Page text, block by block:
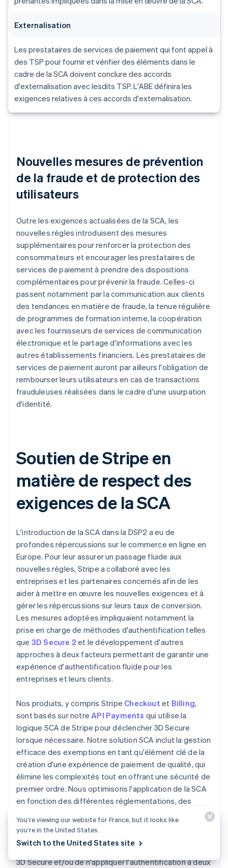
Externalisation
Les prestataires de services de paiement qui font appel à
des TSP pour fournir et vérifier des éléments dans le
cadre de la SCA doivent conclure des accords
d'externalisation avec lesdits TSP. L'ABE définira les
exigences relatives à ces accords d'externalisation.
Nouvelles mesures de prévention
de la fraude et de protection des
utilisateurs
Outre les exigences actualisées de la SCA, les
nouvelles règles introduisent des mesures
supplémentaires pour renforcer la protection des
consommateurs et encourager les prestataires de
services de paiement à prendre des dispositions
complémentaires pour prévenir la fraude. Celles-ci
passent notamment par la communication aux clients
des tendances en matière de fraude, la tenue régulière
de programmes de formation interne, la coopération
avec les fournisseurs de services de communication
électronique et le partage d'informations avec les
autres établissements financiers. Les prestataires de
services de paiement auront par ailleurs l'obligation de
rembourser leurs utilisateurs en cas de transactions
frauduleuses réalisées dans le cadre d'une usurpation
d'identité.
Soutien de Stripe en
matière de respect des
exigences de la SCA
L'introduction de la SCA dans la DSP2 a eu de
profondes répercussions sur le commerce en ligne en
Europe. Pour leur assurer un passage fluide aux
nouvelles règles, Stripe a collaboré avec les
entreprises et les partenaires concernés afin de les
aider à mettre en œuvre les nouvelles exigences et à
gérer les répercussions sur leurs taux de conversion.
Les mesures adoptées impliquaient notamment la
prise en charge de méthodes d'authentification telles
que 3D Secure 2 et le développement d'autres
approches à deux facteurs permettant de garantir une
expérience d'authentification fluide pour les
entreprises et leurs clients.
Nos produits, y compris Stripe Checkout et Billing,
sont basés sur notreAPI Payments qui utilise la
logique SCA de Stripe pour déclencher 3D Secure
lorsque nécessaire. Notre solution SCA inclut la gestion
efficace des exemptions en tant qu'élément clé de la
création d'une expérience de paiement de qualité, qui
élimine les complexités tout en offrant une sécurité de
premier ordre. Nous optimisons l'application de la SCA
en fonction des différentes réglementations, des
banques et des réseaux de cartes, et nous appliquons
les exemptions pertinentes, par exemple pour les
paiements à faible risque ou les paiements
3D Secure et/ou de n'appliquer l'authentification à deux
You’re viewing our website for France, but it looks like
you’re in the United States.
Switch to the United States site